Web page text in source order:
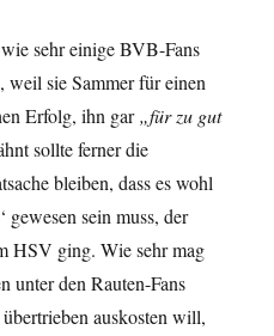
sehr einige BVB-Fans
weil sie Sammer für einen
Erfolg, ihn gar„für zu gut
sollte ferner die
bleiben, dass es wohl
sein muss, der
HSV ging. Wie sehr mag
unter den Rauten-Fans
auskosten will,